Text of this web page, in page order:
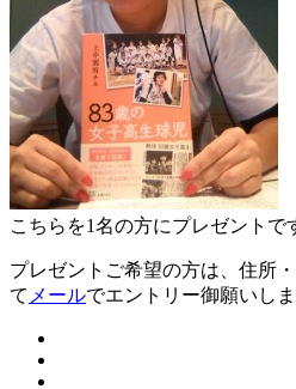
こちらを1名の方にプレゼントで
プレゼントご希望の方は、住所
て メールでエントリー御願いしま